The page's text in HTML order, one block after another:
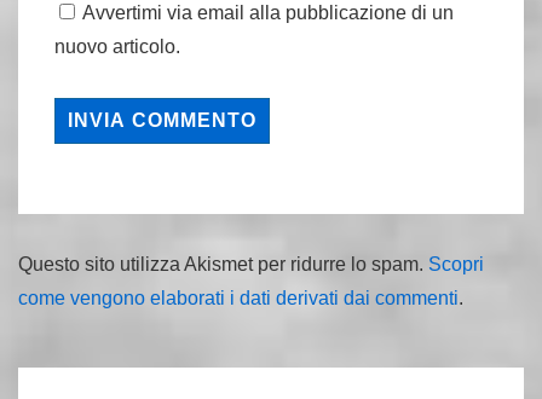
Avvertimi via email alla pubblicazione di un
nuovo articolo.
Questo sito utilizza Akismet per ridurre lo spam. Scopri
come vengono elaborati i dati derivati dai commenti.